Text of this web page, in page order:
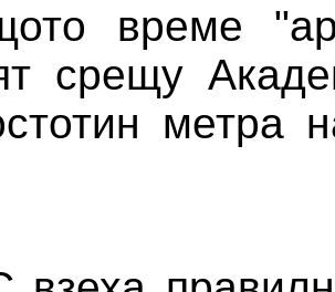
време
срещу
метра